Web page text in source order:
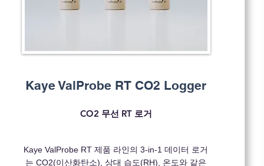
Kaye ValProbe RT CO2 Logger
CO2 무선 RT 로거
Kaye ValProbe RT 제품 라인의 3-in-1 데이터 로거
는 CO2(이산화탄소), 상대 습도(RH), 온도와 같은